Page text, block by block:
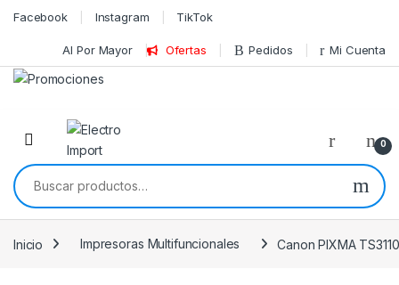
Skip to navigation
Skip to content
Facebook Instagram TikTok
Al Por Mayor Ofertas Pedidos Mi Cuenta
0
Buscar por:
Inicio Impresoras Multifuncionales Canon PIXMA